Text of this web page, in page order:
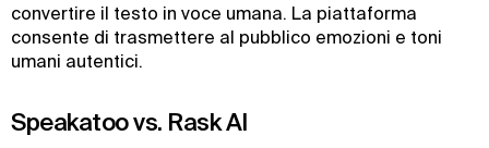
convertire il testo in voce umana. La piattaforma
consente di trasmettere al pubblico emozioni e toni
umani autentici.
Speakatoo vs. Rask AI